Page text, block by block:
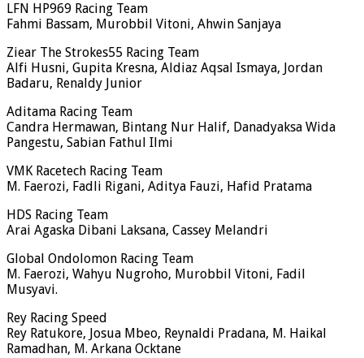
LFN HP969 Racing Team
Fahmi Bassam, Murobbil Vitoni, Ahwin Sanjaya
Ziear The Strokes55 Racing Team
Alfi Husni, Gupita Kresna, Aldiaz Aqsal Ismaya, Jordan
Badaru, Renaldy Junior
Aditama Racing Team
Candra Hermawan, Bintang Nur Halif, Danadyaksa Wida
Pangestu, Sabian Fathul Ilmi
VMK Racetech Racing Team
M. Faerozi, Fadli Rigani, Aditya Fauzi, Hafid Pratama
HDS Racing Team
Arai Agaska Dibani Laksana, Cassey Melandri
Global Ondolomon Racing Team
M. Faerozi, Wahyu Nugroho, Murobbil Vitoni, Fadil
Musyavi.
Rey Racing Speed
Rey Ratukore, Josua Mbeo, Reynaldi Pradana, M. Haikal
Ramadhan, M. Arkana Ocktane